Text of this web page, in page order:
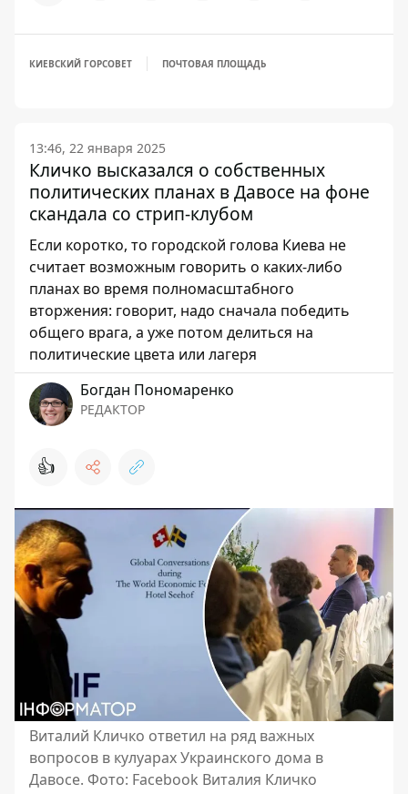
КИЕВСКИЙ ГОРСОВЕТ ПОЧТОВАЯ ПЛОЩАДЬ
13:46, 22 января 2025
Кличко высказался о собственных
политических планах в Давосе на фоне
скандала со стрип-клубом
Если коротко, то городской голова Киева не
считает возможным говорить о каких-либо
планах во время полномасштабного
вторжения: говорит, надо сначала победить
общего врага, а уже потом делиться на
политические цвета или лагеря
Богдан Пономаренко
РЕДАКТОР
👍
Виталий Кличко ответил на ряд важных
вопросов в кулуарах Украинского дома в
Давосе. Фото: Facebook Виталия Кличко